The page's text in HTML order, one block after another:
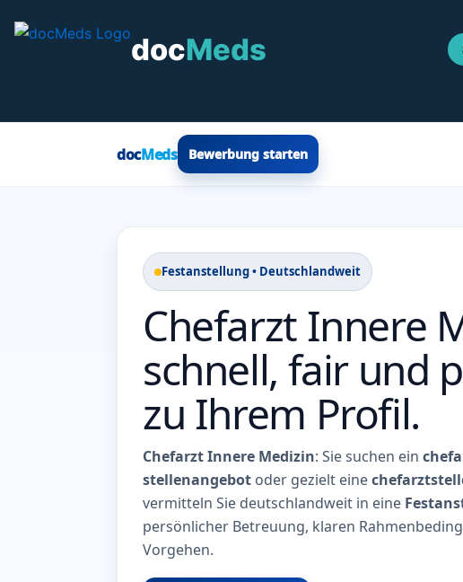
Inhalt
docMeds
docMeds Bewerbung starten
Festanstellung • Deutschlandweit
Chefarzt Innere
schnell, fair und
zu Ihrem Profil.
Chefarzt Innere Medizin: Sie suchen ein
stellenangebot oder gezielt eine
vermitteln Sie deutschlandweit in eine
persönlicher Betreuung, klaren
Vorgehen.